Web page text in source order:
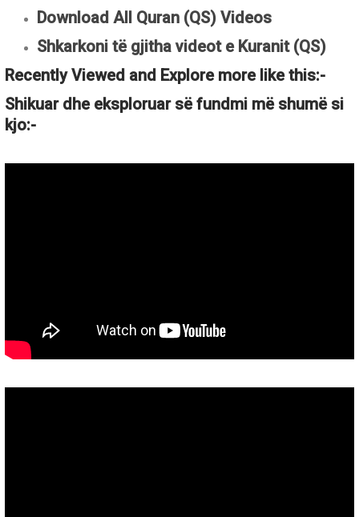
Download All Quran (QS) Videos
Shkarkoni të gjitha videot e Kuranit (QS)
Recently Viewed and Explore more like this:-
Shikuar dhe eksploruar së fundmi më shumë si
kjo:-